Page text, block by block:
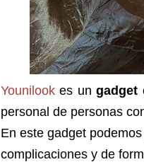
Younilook es ungadget
personal de personas
En este gadget
complicaciones y de